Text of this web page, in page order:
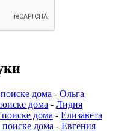
дома - Ольга
дома - Лидия
дома - Елизавета
дома - Евгения